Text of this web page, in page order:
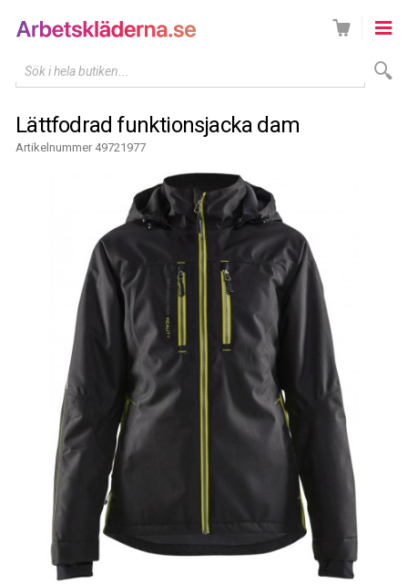
Sök i hela butiken...
Lättfodrad funktionsjacka dam
Artikelnummer 49721977